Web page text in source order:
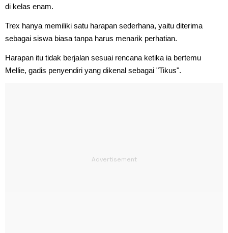
di kelas enam.
Trex hanya memiliki satu harapan sederhana, yaitu diterima
sebagai siswa biasa tanpa harus menarik perhatian.
Harapan itu tidak berjalan sesuai rencana ketika ia bertemu
Mellie, gadis penyendiri yang dikenal sebagai "Tikus".